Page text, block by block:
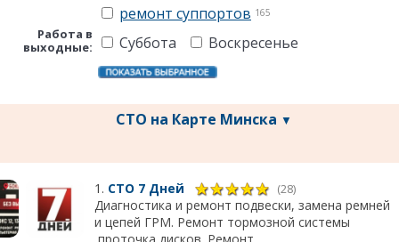
ремонт суппортов 165
Работа в
выходные:
Суббота Воскресенье
СТО на Карте Минска ▼
1. СТО 7 Дней (28)
Диагностика и ремонт подвески, замена ремней
и цепей ГРМ. Ремонт тормозной системы